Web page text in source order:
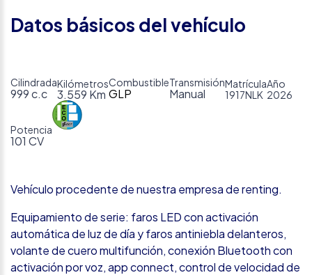
Datos básicos del vehículo
Cilindrada
999 c.c
Kilómetros
3.559 Km
Combustible
GLP
Transmisión
Manual
Matrícula
1917NLK
Año
2026
Potencia
101 CV
Vehículo procedente de nuestra empresa de renting.
Equipamiento de serie: faros LED con activación
automática de luz de día y faros antiniebla delanteros,
volante de cuero multifunción, conexión Bluetooth con
activación por voz, app connect, control de velocidad de